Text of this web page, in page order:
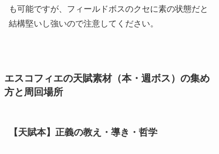
も可能ですが、フィールドボスのクセに素の状態だと
結構堅いし強いので注意してください。
エスコフィエの天賦素材（本・週ボス）の集め
方と周回場所
【天賦本】正義の教え・導き・哲学